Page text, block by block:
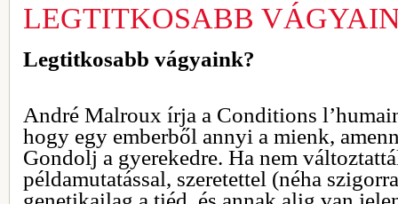
LEGTITKOSABB
Legtitkosabb vágyaink?
André Malroux írja a Conditions
hogy egy emberből annyi a mienk,
Gondolj a gyerekedre. Ha nem
példamutatással, szeretettel (néha